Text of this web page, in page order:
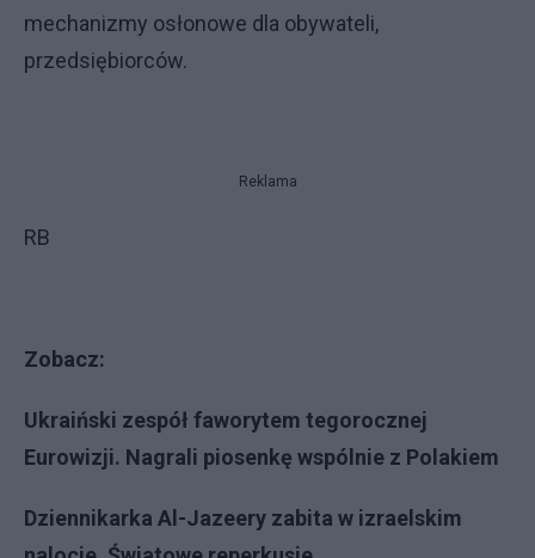
mechanizmy osłonowe dla obywateli,
przedsiębiorców.
Reklama
RB
Zobacz:
Ukraiński zespół faworytem tegorocznej
Eurowizji. Nagrali piosenkę wspólnie z Polakiem
Dziennikarka Al-Jazeery zabita w izraelskim